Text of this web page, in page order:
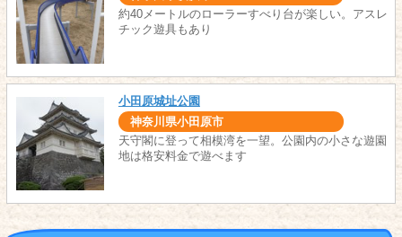
約40メートルのローラーすべり台が楽しい。アスレ
チック遊具もあり
小田原城址公園
神奈川県小田原市
天守閣に登って相模湾を一望。公園内の小さな遊園
地は格安料金で遊べます